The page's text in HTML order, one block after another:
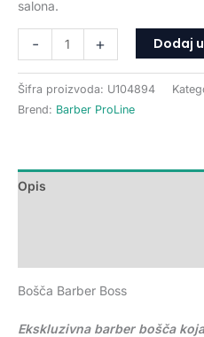
salona.
- + Dodaj
Šifra proizvoda: U104894
Brend: Barber ProLine
Opis
Bošča Barber Boss
Ekskluzivna barber bošča